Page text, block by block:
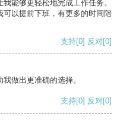
能够更轻松地完成工作任务。
以提前下班，有更多的时间陪
支持[0] 反对[0]
做出更准确的选择。
支持[0] 反对[0]